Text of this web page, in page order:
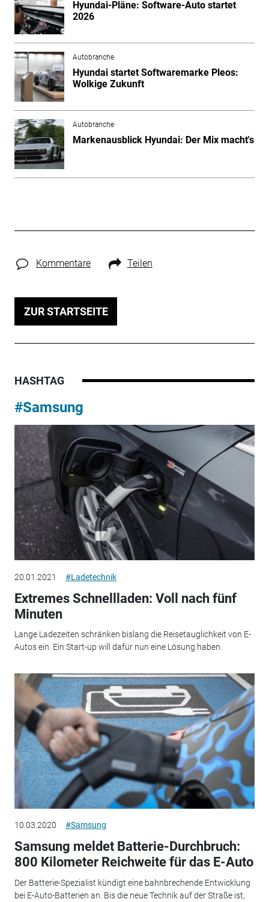
Hyundai-Pläne: Software-Auto startet
2026
Autobranche
Hyundai startet Softwaremarke Pleos:
Wolkige Zukunft
Autobranche
Markenausblick Hyundai: Der Mix macht's
Kommentare Teilen
ZUR STARTSEITE
HASHTAG
#Samsung
20.01.2021 #Ladetechnik
Extremes Schnellladen: Voll nach fünf
Minuten
Lange Ladezeiten schränken bislang die Reisetauglichkeit von E-
Autos ein. Ein Start-up will dafür nun eine Lösung haben.
10.03.2020 #Samsung
Samsung meldet Batterie-Durchbruch:
800 Kilometer Reichweite für das E-Auto
Der Batterie-Spezialist kündigt eine bahnbrechende Entwicklung
bei E-Auto-Batterien an. Bis die neue Technik auf der Straße ist,